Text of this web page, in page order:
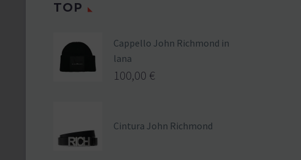
TOP
Cappello John Richmond in
lana
100,00 €
Cintura John Richmond